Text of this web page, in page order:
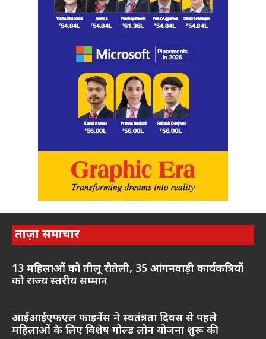
ताज़ा समाचार
13 महिलाओं को तीलू रौतेली, 35 आंगनवाड़ी कार्यकत्रियों
को राज्य स्तरीय सम्मान
आईआईएफएल फाइनेंस ने स्वतंत्रता दिवस से पहले
महिलाओं के लिए विशेष गोल्ड लोन योजना शुरू की